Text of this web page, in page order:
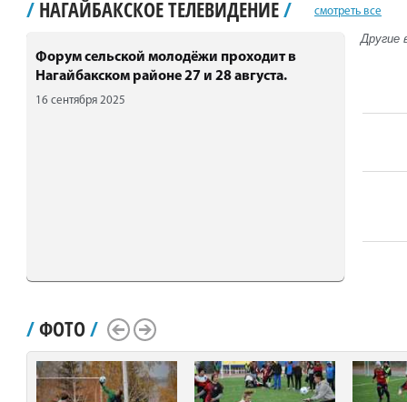
/ НАГАЙБАКСКОЕ ТЕЛЕВИДЕНИЕ/ смотреть все
Форум сельской молодёжи проходит в
Нагайбакском районе 27 и 28 августа.
16 сентября 2025
Другие
/ФОТО/
Scroll LeftScroll Right